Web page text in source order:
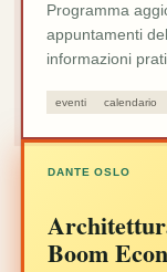
Programma
appuntamenti
informazioni
eventi calendario
DANTE OSLO
Boom